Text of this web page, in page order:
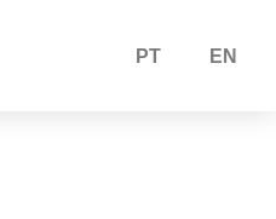
PT EN